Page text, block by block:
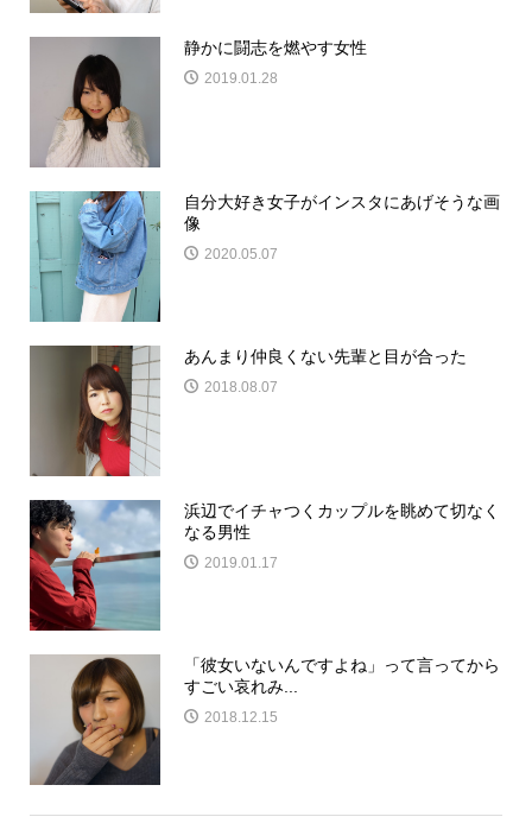
静かに闘志を燃やす女性
2019.01.28
自分大好き女子がインスタにあげそうな画
像
2020.05.07
あんまり仲良くない先輩と目が合った
2018.08.07
浜辺でイチャつくカップルを眺めて切なく
なる男性
2019.01.17
「彼女いないんですよね」って言ってから
すごい哀れみ...
2018.12.15